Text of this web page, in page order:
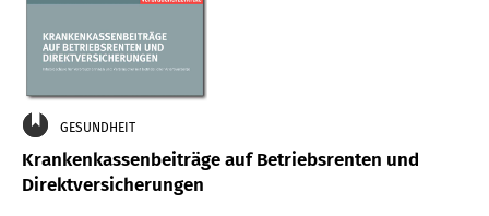
GESUNDHEIT
Krankenkassenbeiträge auf Betriebsrenten und
Direktversicherungen